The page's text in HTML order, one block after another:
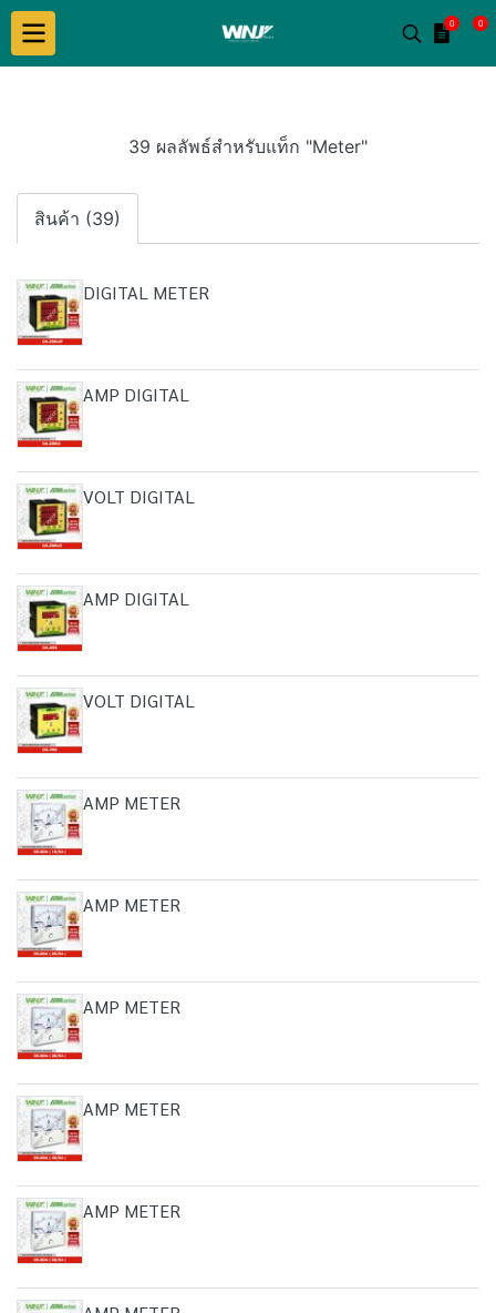
0 0
39 ผลลัพธ์สำหรับแท็ก "Meter"
สินค้า (39)
DIGITAL METER
AMP DIGITAL
VOLT DIGITAL
AMP DIGITAL
VOLT DIGITAL
AMP METER
AMP METER
AMP METER
AMP METER
AMP METER